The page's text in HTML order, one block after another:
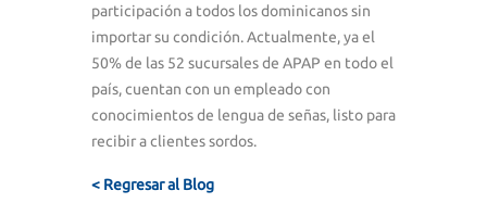
participación a todos los dominicanos sin
importar su condición. Actualmente, ya el
50% de las 52 sucursales de APAP en todo el
país, cuentan con un empleado con
conocimientos de lengua de señas, listo para
recibir a clientes sordos.
< Regresar al Blog